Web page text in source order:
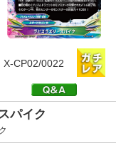
X-CP02/0022
パイク